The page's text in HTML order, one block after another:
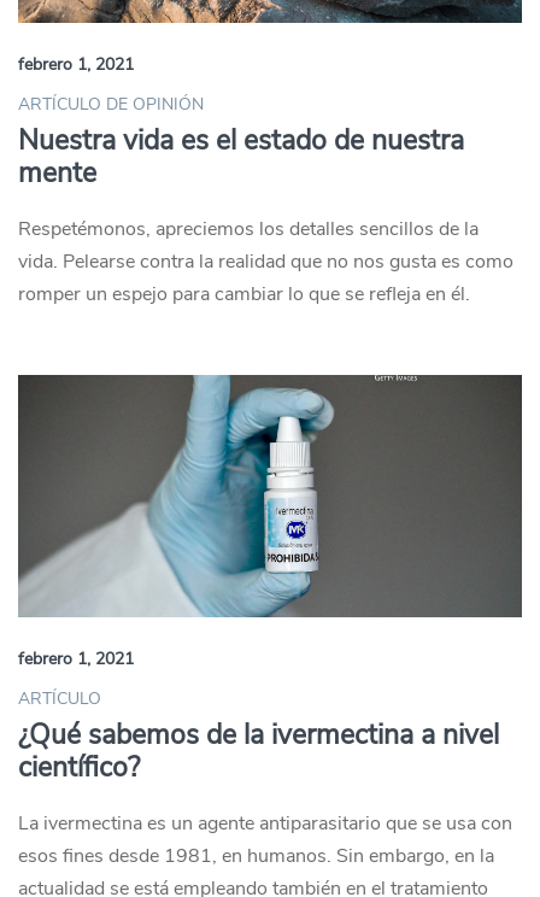
febrero 1, 2021
ARTÍCULO DE OPINIÓN
Nuestra vida es el estado de nuestra
mente
Respetémonos, apreciemos los detalles sencillos de la
vida. Pelearse contra la realidad que no nos gusta es como
romper un espejo para cambiar lo que se refleja en él.
febrero 1, 2021
ARTÍCULO
¿Qué sabemos de la ivermectina a nivel
científico?
La ivermectina es un agente antiparasitario que se usa con
esos fines desde 1981, en humanos. Sin embargo, en la
actualidad se está empleando también en el tratamiento